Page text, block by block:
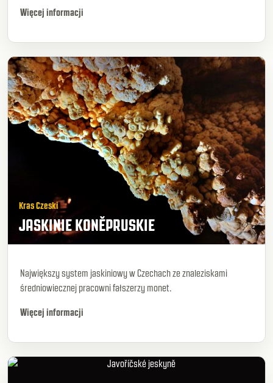
Więcej informacji
Kras Czeski
JASKINIE KONĚPRUSKIE
Największy system jaskiniowy w Czechach ze znaleziskami
średniowiecznej pracowni fałszerzy monet.
Więcej informacji